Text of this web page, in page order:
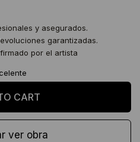
y asegurados.
garantizadas.
por el artista
ver obra